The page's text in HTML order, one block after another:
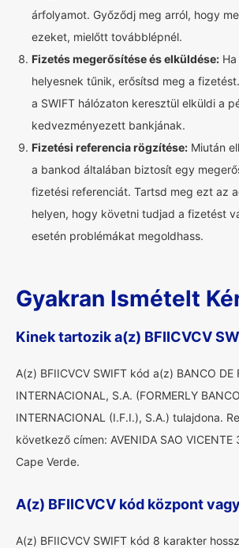
árfolyamot. Győződj meg arról, hogy
ezeket, mielőtt továbblépnél.
Fizetés megerősítése és elküldése:
helyesnek tűnik, erősítsd meg a
a SWIFT hálózaton keresztül elküldi a
kedvezményezett bankjának.
Fizetési referencia rögzítése: Miután
a bankod általában biztosít egy
fizetési referenciát. Tartsd meg ezt az
helyen, hogy követni tudjad a fizetést
esetén problémákat megoldhass.
Gyakran Ismételt
Kinek tartozik a(z) BFIICVCV
A(z) BFIICVCV SWIFT kód a(z) BANCO DE
INTERNACIONAL, S.A. (FORMERLY
INTERNACIONAL (I.F.I.), S.A.) tulajdona.
következő címen: AVENIDA SAO VICENTE
Cape Verde.
A(z) BFIICVCV kód központ
A(z) BFIICVCV SWIFT kód 8 karakter